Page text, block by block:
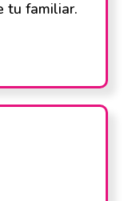
tu familiar.